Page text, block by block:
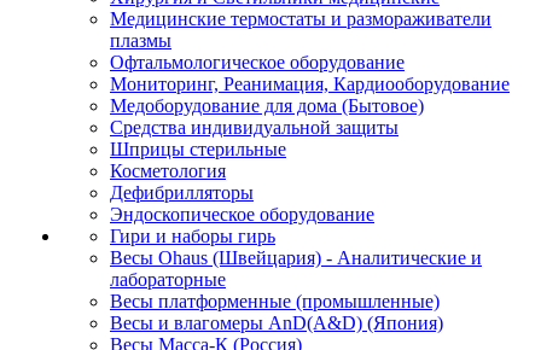
Медицинские термостаты и размораживатели
плазмы
Офтальмологическое оборудование
Мониторинг, Реанимация, Кардиооборудование
Медоборудование для дома (Бытовое)
Средства индивидуальной защиты
Шприцы стерильные
Косметология
Дефибрилляторы
Эндоскопическое оборудование
Гири и наборы гирь
Весы Ohaus (Швейцария) - Аналитические и
лабораторные
Весы платформенные (промышленные)
Весы и влагомеры AnD(A&D) (Япония)
Весы Масса-К (Россия)